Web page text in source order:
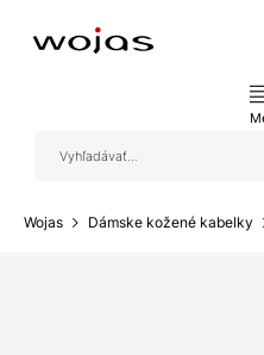
Wojas Dámske kožené kabelky